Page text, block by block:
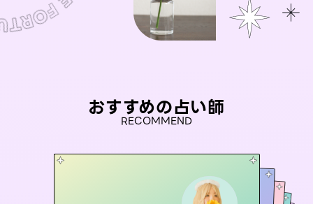
おすすめの占い師
RECOMMEND